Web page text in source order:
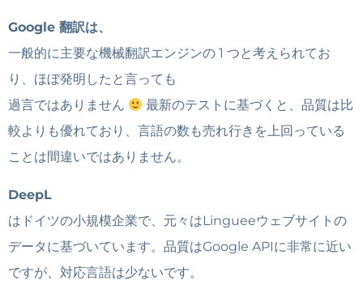
Google 翻訳は、
一般的に主要な機械翻訳エンジンの 1 つと考えられてお
り、ほぼ発明したと言っても
過言ではありません
最新のテストに基づくと、品質は比
較よりも優れており、言語の数も売れ行きを上回っている
ことは間違いではありません。
DeepL
はドイツの小規模企業で、元々はLingueeウェブサイトの
データに基づいています。品質はGoogle APIに非常に近い
ですが、対応言語は少ないです。